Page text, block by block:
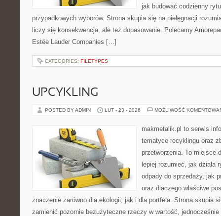
jak budować codzienny
przypadkowych wyborów. Strona skupia się na pielęgnacji
liczy się konsekwencja, ale też dopasowanie. Polecamy
Estée Lauder Companies […]
CATEGORIES: FILETYPES
UPCYKLING
POSTED BY ADMIN LUT - 23 - 2026 MOŻLIWOŚĆ
makmetalik.pl to serwis
tematyce recyklingu oraz
przetworzenia. To miejsce
lepiej rozumieć, jak działa
odpady do sprzedaży, jak
oraz dlaczego właściwe
znaczenie zarówno dla ekologii, jak i dla portfela. Strona skupia
zamienić pozornie bezużyteczne rzeczy w wartość, jednocześnie